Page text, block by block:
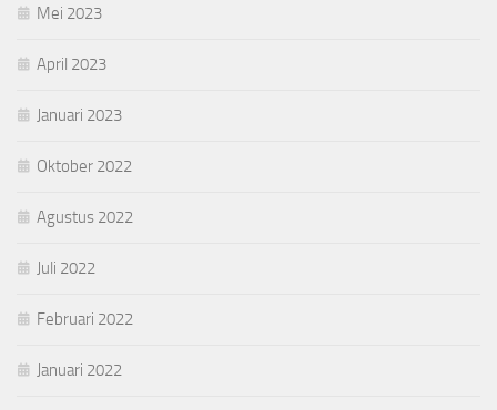
Mei 2023
April 2023
Januari 2023
Oktober 2022
Agustus 2022
Juli 2022
Februari 2022
Januari 2022